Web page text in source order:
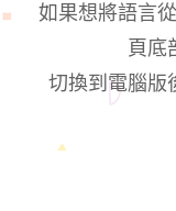
如果想將語言
頁底
切換到電腦版